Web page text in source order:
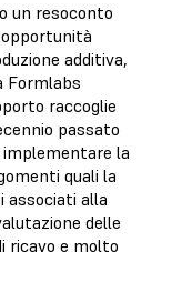
un resoconto
additiva,
Formlabs
raccoglie
passato
la
quali la
associati alla
delle
ricavo e molto